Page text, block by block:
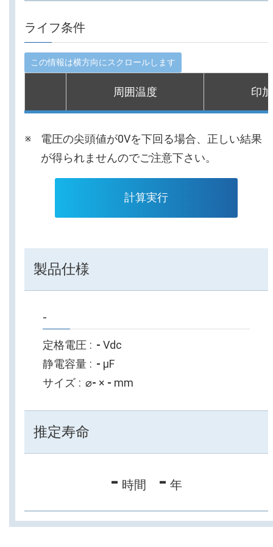
ライフ条件
周囲温度 印
電圧の尖頭値が0Vを下回る場合、正しい結果
が得られませんのでご注意下さい。
計算実行
製品仕様
-
定格電圧 - Vdc
静電容量
- µF
サイズ
⌀- × - mm
推定寿命
- 時間 - 年